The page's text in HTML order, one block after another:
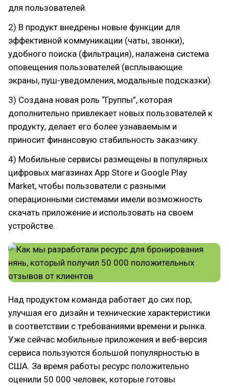
для пользователей.
2) В продукт внедрены новые функции для
эффективной коммуникации (чаты, звонки),
удобного поиска (фильтрация), налажена система
оповещения пользователей (всплывающие
экраны, пуш-уведомления, модальные подсказки).
3) Создана новая роль “Группы”, которая
дополнительно привлекает новых пользователей к
продукту, делает его более узнаваемым и
приносит финансовую стабильность заказчику.
4) Мобильные сервисы размещены в популярных
цифровых магазинах App Store и Google Play
Market, чтобы пользователи с разными
операционными системами имели возможность
скачать приложение и использовать на своем
устройстве.
Над продуктом команда работает до сих пор,
улучшая его дизайн и технические характеристики
в соответствии с требованиями времени и рынка.
Уже сейчас мобильные приложения и веб-версия
сервиса пользуются большой популярностью в
США. За время работы ресурс положительно
оценили 50 000 человек, которые готовы